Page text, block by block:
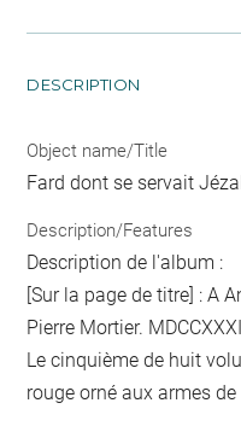
DESCRIPTION
Object name/Title
Fard dont se servait
Description/Features
Description de l'album :
[Sur la page de titre] : A
Pierre Mortier.
Le cinquième de huit
rouge orné aux armes